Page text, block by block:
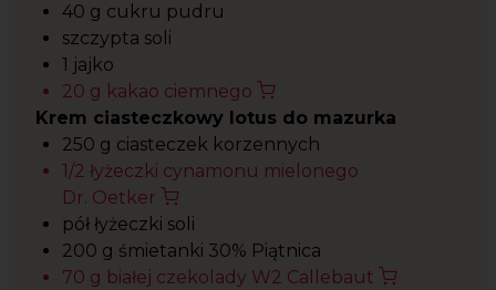
40 g cukru pudru
szczypta soli
1 jajko
20 g kakao ciemnego
Krem ciasteczkowy lotus do mazurka
250 g ciasteczek korzennych
1/2 łyżeczki cynamonu mielonego
Dr. Oetker
pół łyżeczki soli
200 g śmietanki 30% Piątnica
70 g białej czekolady W2 Callebaut